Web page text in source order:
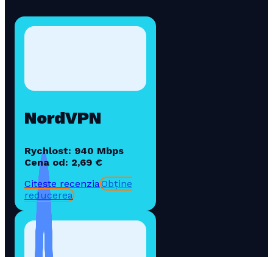
NordVPN
Rychlost: 940 Mbps
Cena od: 2,69 €
Citește recenziaObține
reducerea